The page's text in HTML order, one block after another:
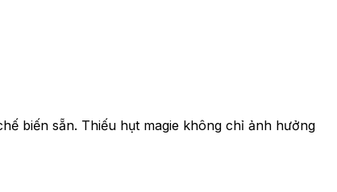
biến sẵn. Thiếu hụt magie không chỉ ảnh hưởng